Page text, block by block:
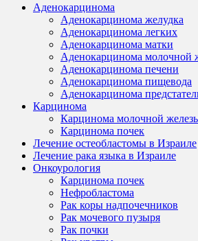
Аденокарцинома
Аденокарцинома желудка
Аденокарцинома легких
Аденокарцинома матки
Аденокарцинома молочной
Аденокарцинома печени
Аденокарцинома пищевода
Аденокарцинома
Карцинома
Карцинома молочной
Карцинома почек
Лечение остеобластомы в Израиле
Лечение рака языка в Израиле
Онкоурология
Карцинома почек
Нефробластома
Рак коры надпочечников
Рак мочевого пузыря
Рак почки